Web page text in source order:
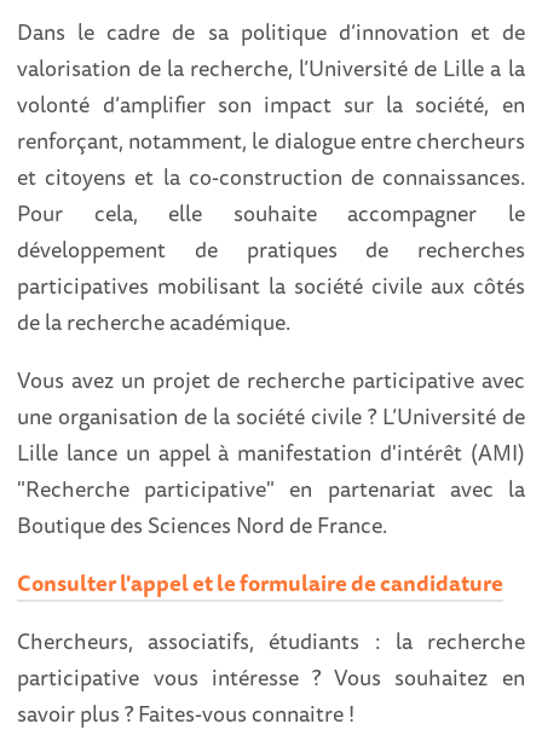
Dans le cadre de sa politique d’innovation et de
valorisation de la recherche, l’Université de Lille a la
volonté d’amplifier son impact sur la société, en
renforçant, notamment, le dialogue entre chercheurs
et citoyens et la co-construction de connaissances.
Pour cela, elle souhaite accompagner le
développement de pratiques de recherches
participatives mobilisant la société civile aux côtés
de la recherche académique.
Vous avez un projet de recherche participative avec
une organisation de la société civile ? L’Université de
Lille lance un appel à manifestation d'intérêt (AMI)
"Recherche participative" en partenariat avec la
Boutique des Sciences Nord de France.
Consulter l'appel et le formulaire de candidature
Chercheurs, associatifs, étudiants : la recherche
participative vous intéresse ? Vous souhaitez en
savoir plus ? Faites-vous connaitre !